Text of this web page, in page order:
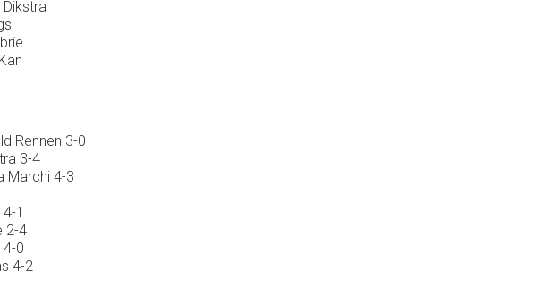
Dikstra
Rennen 3-0
3-4
Marchi 4-3
1
2-4
4-0
4-2